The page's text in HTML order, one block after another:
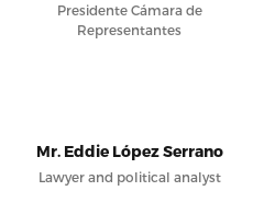
Presidente Cámara de
Representantes
Mr. Eddie López Serrano
Lawyer and political analyst